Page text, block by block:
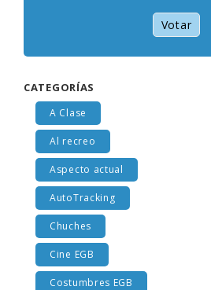
Votar
CATEGORÍAS
A Clase
Al recreo
Aspecto actual
AutoTracking
Chuches
Cine EGB
Costumbres EGB